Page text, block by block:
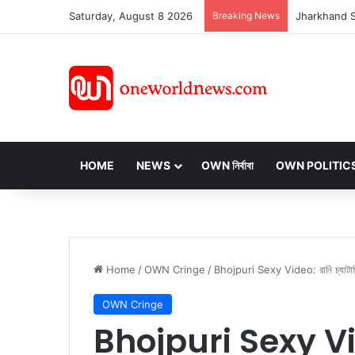
Saturday, August 8 2026 Breaking News
HOME NEWS OWN নির্বাবা OWN
Home /OWN Cringe / Bhojpuri Sexy Video: রানি
OWN Cringe
Bhojpuri Sexy